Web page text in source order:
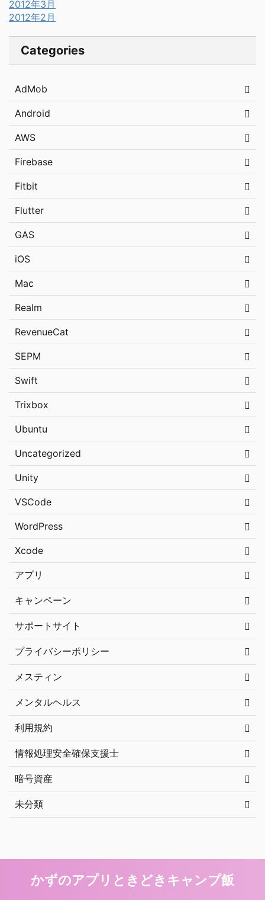
2012年3月
2012年2月
Categories
AdMob
Android
AWS
Firebase
Fitbit
Flutter
GAS
iOS
Mac
Realm
RevenueCat
SEPM
Swift
Trixbox
Ubuntu
Uncategorized
Unity
VSCode
WordPress
Xcode
アプリ
キャンペーン
サポートサイト
プライバシーポリシー
メスティン
メンタルヘルス
利用規約
情報処理安全確保支援士
暗号資産
未分類
かずのアプリときどきキャンプ飯